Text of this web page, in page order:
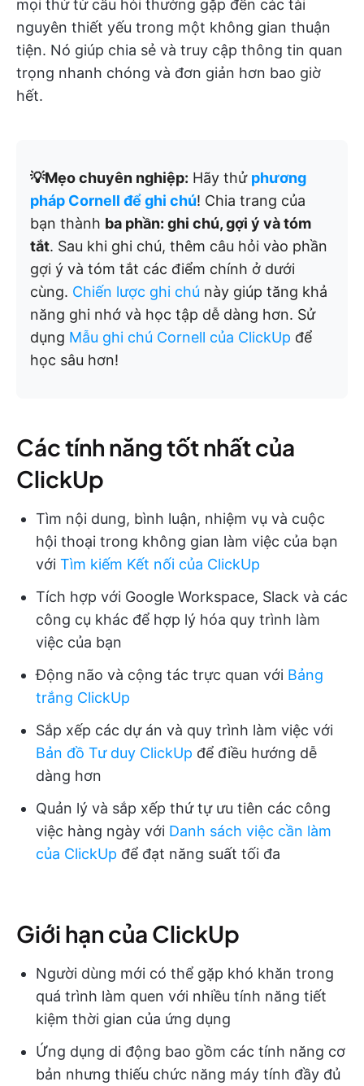
mọi thứ từ câu hỏi thường gặp đến các tài
nguyên thiết yếu trong một không gian thuận
tiện. Nó giúp chia sẻ và truy cập thông tin quan
trọng nhanh chóng và đơn giản hơn bao giờ
hết.
💡Mẹo chuyên nghiệp: Hãy thử phương
pháp Cornell để ghi chú! Chia trang của
bạn thành ba phần: ghi chú, gợi ý và tóm
tắt. Sau khi ghi chú, thêm câu hỏi vào phần
gợi ý và tóm tắt các điểm chính ở dưới
cùng. Chiến lược ghi chú này giúp tăng khả
năng ghi nhớ và học tập dễ dàng hơn. Sử
dụng Mẫu ghi chú Cornell của ClickUp để
học sâu hơn!
Các tính năng tốt nhất của
ClickUp
Tìm nội dung, bình luận, nhiệm vụ và cuộc
hội thoại trong không gian làm việc của bạn
với Tìm kiếm Kết nối của ClickUp
Tích hợp với Google Workspace, Slack và các
công cụ khác để hợp lý hóa quy trình làm
việc của bạn
Động não và cộng tác trực quan với Bảng
trắng ClickUp
Sắp xếp các dự án và quy trình làm việc với
Bản đồ Tư duy ClickUp để điều hướng dễ
dàng hơn
Quản lý và sắp xếp thứ tự ưu tiên các công
việc hàng ngày với Danh sách việc cần làm
của ClickUp để đạt năng suất tối đa
Giới hạn của ClickUp
Người dùng mới có thể gặp khó khăn trong
quá trình làm quen với nhiều tính năng tiết
kiệm thời gian của ứng dụng
Ứng dụng di động bao gồm các tính năng cơ
bản nhưng thiếu chức năng máy tính đầy đủ